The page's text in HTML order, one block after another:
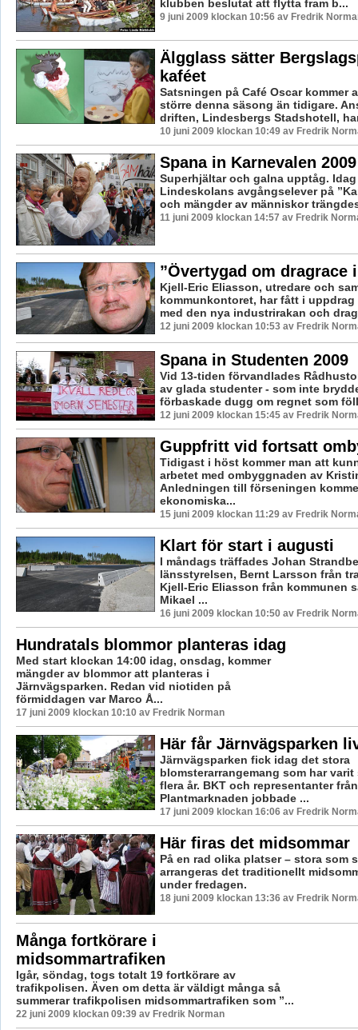
klubben beslutat att flytta fram b...
9 juni 2009 klockan 10:56 av Fredrik
Älgglass sätter
kaféet
Satsningen på Café Oscar kommer
större denna säsong än tidigare.
driften, Lindesbergs Stadshotell,
10 juni 2009 klockan 10:49 av Fredrik
Spana in Karnevalen 2009
Superhjältar och galna upptåg.
Lindeskolans avgångselever på
och mängder av människor
11 juni 2009 klockan 14:57 av Fredrik
”Övertygad om dragrace
Kjell-Eric Eliasson, utredare och
kommunkontoret, har fått i
med den nya industrirakan och
12 juni 2009 klockan 10:53 av Fredrik
Spana in Studenten 2009
Vid 13-tiden förvandlades
av glada studenter - som inte
förbaskade dugg om regnet som
12 juni 2009 klockan 15:45 av Fredrik
Guppfritt vid fortsatt
Tidigast i höst kommer man att
arbetet med ombyggnaden av
Anledningen till förseningen
ekonomiska...
15 juni 2009 klockan 11:29 av Fredrik
Klart för start i augusti
I måndags träffades Johan
länsstyrelsen, Bernt Larsson från
Kjell-Eric Eliasson från kommunen
Mikael ...
16 juni 2009 klockan 10:50 av Fredrik
Hundratals blommor planteras idag
Med start klockan 14:00 idag, onsdag, kommer
mängder av blommor att planteras i
Järnvägsparken. Redan vid niotiden på
förmiddagen var Marco Å...
17 juni 2009 klockan 10:10 av Fredrik Norman
Här får Järnvägsparken
Järnvägsparken fick idag det stora
blomsterarrangemang som har
flera år. BKT och representanter från
Plantmarknaden jobbade ...
17 juni 2009 klockan 16:06 av Fredrik
Här firas det midsommar
På en rad olika platser – stora som
arrangeras det traditionellt
under fredagen.
18 juni 2009 klockan 13:36 av Fredrik
Många fortkörare i
midsommartrafiken
Igår, söndag, togs totalt 19 fortkörare av
trafikpolisen. Även om detta är väldigt många så
summerar trafikpolisen midsommartrafiken som ”...
22 juni 2009 klockan 09:39 av Fredrik Norman